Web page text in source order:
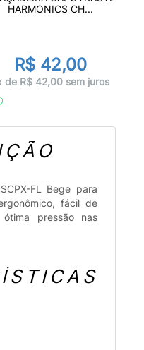
HARMONICS CH...
R$ 42,00
de R$ 42,00 sem juros
FL Bege para
fácil de
pressão nas